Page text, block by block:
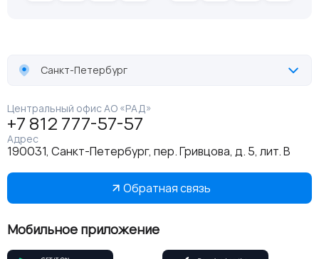
Санкт-Петербург
Центральный офис АО «РАД»
+7 812 777-57-57
Адрес
190031, Санкт-Петербург, пер. Гривцова, д. 5, лит. В
Обратная связь
Мобильное приложение